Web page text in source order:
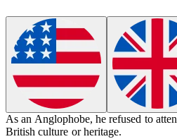
As an Anglophobe, he refused to
British culture or heritage.